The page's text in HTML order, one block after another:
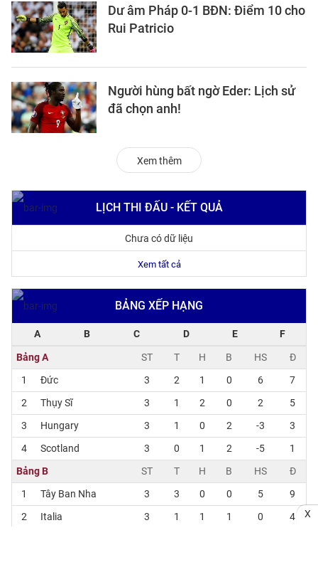
Dư âm Pháp 0-1 BĐN: Điểm 10 cho
Rui Patricio
Người hùng bất ngờ Eder: Lịch sử
đã chọn anh!
Xem thêm
LỊCH THI ĐẤU - KẾT QUẢ
Chưa có dữ liệu
Xem tất cả
BẢNG XẾP HẠNG
A B C D E F
Bảng A ST T H B HS
Đ
1
Đức 3 2 1 0 6
7
2
Thụy Sĩ 3 1 2 0 2
5
3
Hungary 3 1 0 2 -3
3
4
Scotland 3 0 1 2 -5
1
Bảng B
ST T H B HS
Đ
1
Tây Ban Nha 3 3 0 0 5
9
2
Italia 3 1 1 1 0
4
X